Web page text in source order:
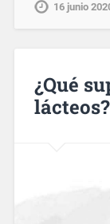
16 junio
¿Qué
lácteos?